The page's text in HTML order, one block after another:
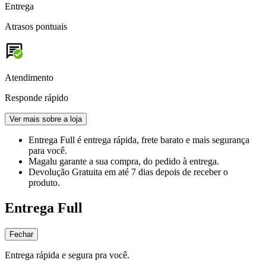
Entrega
Atrasos pontuais
Atendimento
Responde rápido
Ver mais sobre a loja
Entrega Full é entrega rápida, frete barato e mais segurança
para você.
Magalu garante a sua compra, do pedido à entrega.
Devolução Gratuita em até 7 dias depois de receber o
produto.
Entrega Full
Fechar
Entrega rápida e segura pra você.